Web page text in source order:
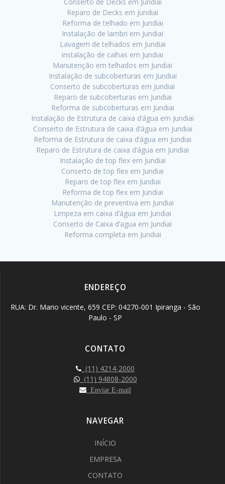
Conserto de Decks em Jundiai
Reparo de Decks em Jundiai
Reforma de telhado em Jundiai
Instalação de lambri em Jundiai
Lavagem de telhados em Jundiai
instalação de calhas em Jundiai
Manutenção em telhados em Jundiai
Instalação de subcoberturas em Jundiai
Conserto de subcoberturas em Jundiai
Reparo de subcoberturas em Jundiai
Reforma de subcoberturas em Jundiai
Instalação de Estrutura de caixa d’água em Jundiai
Conserto de Estrutura de caixa d’água em Jundiai
Reforma de Estrutura de caixa d’água em Jundiai
Reparo de Estrutura de caixa d’água em Jundiai
Instalação de top flex em Jundiai
Conserto de top flex em Jundiai
Reparo de top flex em Jundiai
Reforma de top flex em Jundiai
Manutenção de preventiva em Jundiai
Limpeza em caixa d’água em Jundiai
Conserto de Caixa d’agua em Jundiai
Reforma completa em Jundiai
ENDEREÇO
RUA: Dr. Mario vicente, 659 CEP: 04270-001 Ipiranga - São
Paulo - SP
CONTATO
(11) 4214-2000
(11) 94808-2000
Enviar E-mail
NAVEGAR
INÍCIO
EMPRESA
CONTATO